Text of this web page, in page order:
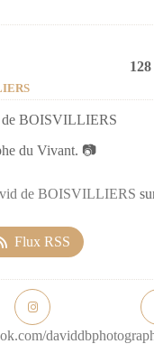
du Vivant. 📷
de BOISVILLIERS
Flux RSS